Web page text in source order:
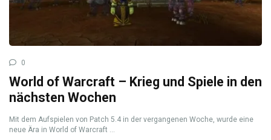
0
World of Warcraft – Krieg und Spiele in den
nächsten Wochen
Mit dem Aufspielen von Patch 5.4 in der vergangenen Woche, wurde eine
neue Ära in World of Warcraft ...